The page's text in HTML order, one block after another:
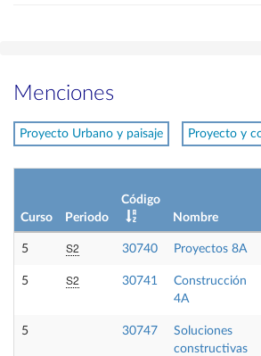
Menciones
Proyecto Urbano y paisaje Proyecto y
Curso Periodo
Código
Nombre
5 S2 30740 Proyectos 8A
5 S2 30741
Construcción
4A
5 30747
Soluciones
constructivas